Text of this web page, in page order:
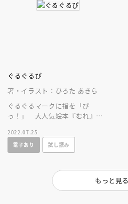
ぐるぐるぴ
著・イラスト：ひろた あきら
ぐるぐるマークに指を「ぴ
っ！」 大人気絵本『むれ』の
くすぐる新触感あなあきしかけ
えほん。
2022.07.25
電子あり
試し読み
もっと見る